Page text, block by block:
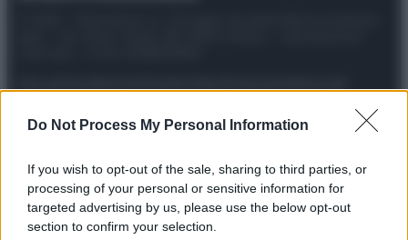
Do Not Process My Personal Information
If you wish to opt-out of the sale, sharing to third parties, or
processing of your personal or sensitive information for
targeted advertising by us, please use the below opt-out
section to confirm your selection.
Preferenze Privacy Privacy Policy Cookie Policy Note legali